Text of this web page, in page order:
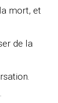
mort, et
de la